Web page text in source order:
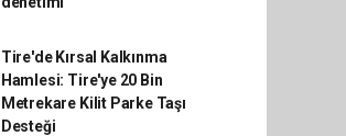
Tire'de Kırsal Kalkınma
Hamlesi: Tire'ye 20 Bin
Metrekare Kilit Parke Taşı
Desteği